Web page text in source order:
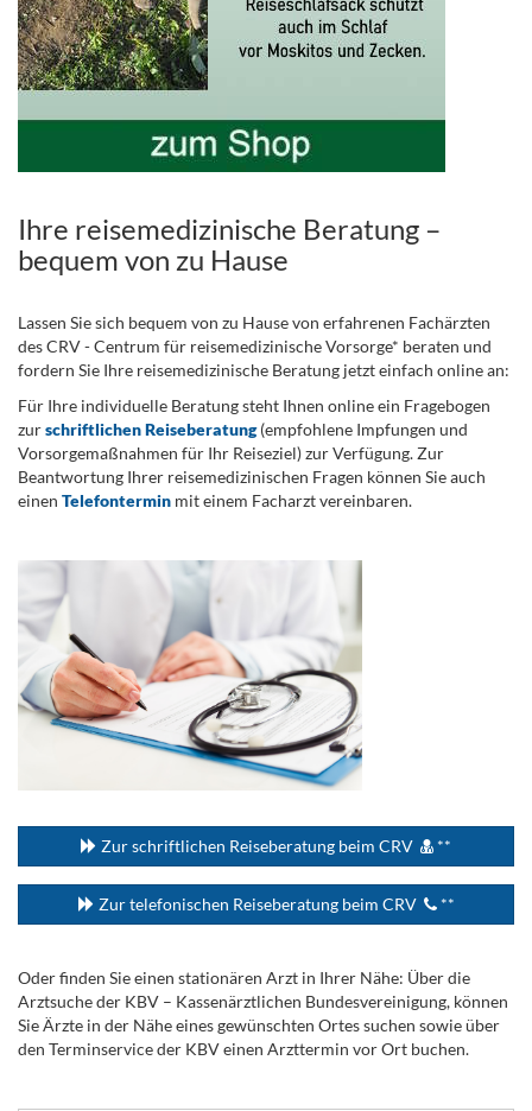
Ihre reisemedizinische Beratung –
bequem von zu Hause
Lassen Sie sich bequem von zu Hause von erfahrenen Fachärzten
des CRV - Centrum für reisemedizinische Vorsorge* beraten und
fordern Sie Ihre reisemedizinische Beratung jetzt einfach online an:
Für Ihre individuelle Beratung steht Ihnen online ein Fragebogen
zurschriftlichen Reiseberatung(empfohlene Impfungen und
Vorsorgemaßnahmen für Ihr Reiseziel) zur Verfügung. Zur
Beantwortung Ihrer reisemedizinischen Fragen können Sie auch
einen Telefontermin mit einem Facharzt vereinbaren.
Zur schriftlichen Reiseberatung beim CRV **
Zur telefonischen Reiseberatung beim CRV **
Oder finden Sie einen stationären Arzt in Ihrer Nähe: Über die
Arztsuche der KBV – Kassenärztlichen Bundesvereinigung, können
Sie Ärzte in der Nähe eines gewünschten Ortes suchen sowie über
den Terminservice der KBV einen Arzttermin vor Ort buchen.